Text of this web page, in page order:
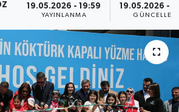
19.05.2026 - 19:59
YAYINLANMA
19.05.2026 -